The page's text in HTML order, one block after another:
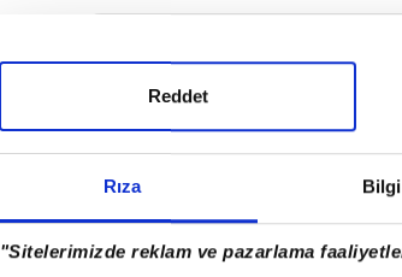
Rıza
"Sitelerimizde reklam ve pazarlama
Reddet